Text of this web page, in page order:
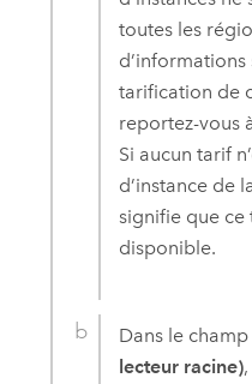
toutes les
tarification de
reportez-vous
Si aucun tarif
d’instance de
signifie que ce
disponible.
Dans le champ
lecteur racine)